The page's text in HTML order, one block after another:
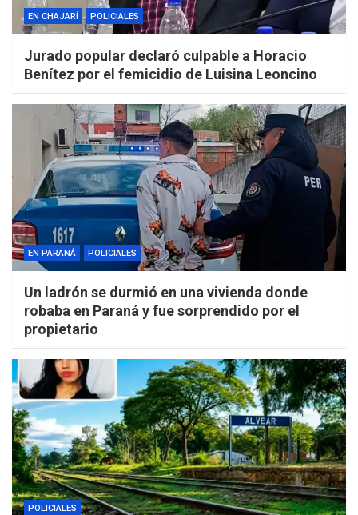
EN CHAJARÍ POLICIALES
Jurado popular declaró culpable a Horacio
Benítez por el femicidio de Luisina Leoncino
EN PARANÁ POLICIALES
Un ladrón se durmió en una vivienda donde
robaba en Paraná y fue sorprendido por el
propietario
POLICIALES